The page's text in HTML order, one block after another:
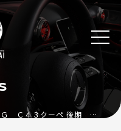
メルセデスＡＭＧ Ｃ４３クーペ 後期 オブシディアンブラック